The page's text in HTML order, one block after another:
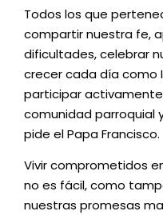
Todos los que
compartir nuestra fe,
dificultades, celebrar
crecer cada día como
participar
comunidad parroquial
pide el Papa Francisco.
Vivir comprometidos
no es fácil, como
nuestras promesas